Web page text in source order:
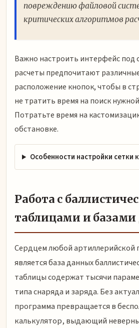
повреждению файловой
критических алгоритмов
Важно настроить интерфейс под
расчеты предпочитают
расположение кнопок, чтобы в
не тратить время на поиск
Потратьте время на
обстановке.
Особенности настройки сетки
Работа с
таблицами и
Сердцем любой артиллерийской
является база данных
таблицы содержат тысячи
типа снаряда и заряда. Без
программа превращается в
калькулятор, выдающий